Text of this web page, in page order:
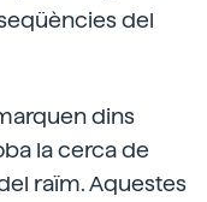
del
dins
la cerca de
raïm. Aquestes